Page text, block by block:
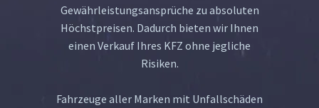
Gewährleistungsansprüche zu absoluten
Höchstpreisen. Dadurch bieten wir Ihnen
einen Verkauf Ihres KFZ ohne jegliche
Risiken.
Fahrzeuge aller Marken mit Unfallschäden